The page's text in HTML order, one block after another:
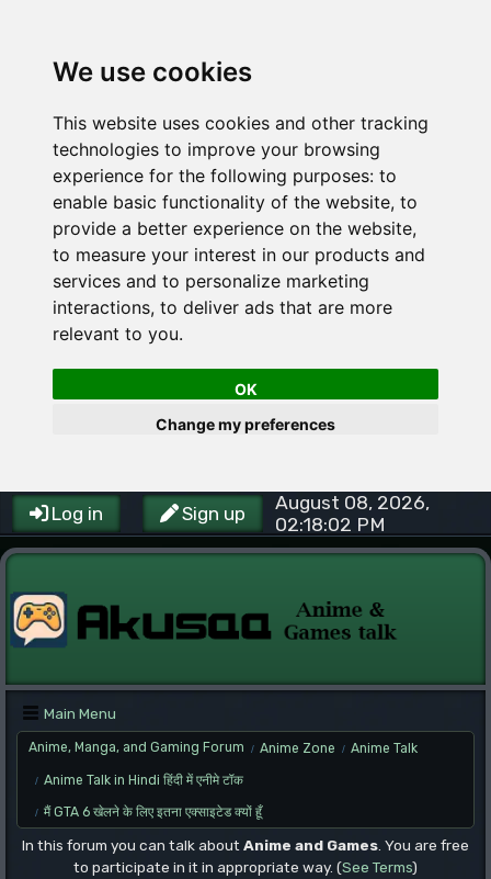
We use cookies
This website uses cookies and other tracking
technologies to improve your browsing
experience for the following purposes: to
enable basic functionality of the website, to
provide a better experience on the website,
to measure your interest in our products and
services and to personalize marketing
interactions, to deliver ads that are more
relevant to you.
OK
Change my preferences
Log in Sign up
August 08, 2026,
02:18:02 PM
Main Menu
Anime, Manga, and Gaming Forum / Anime Zone / Anime Talk
/ Anime Talk in Hindi हिंदी में एनीमे टॉक
/ मैं GTA 6 खेलने के लिए इतना एक्साइटेड क्यों हूँ
In this forum you can talk about Anime and Games . You are free
to participate in it in appropriate way. (See Terms)